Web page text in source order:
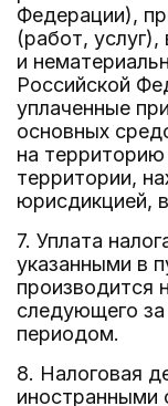
Федерации),
(работ,
и
Российской
уплаченные
основных
на
территории,
юрисдикцией,
7. Уплата
указанными в
производится
следующего
периодом.
8. Налоговая
иностранными